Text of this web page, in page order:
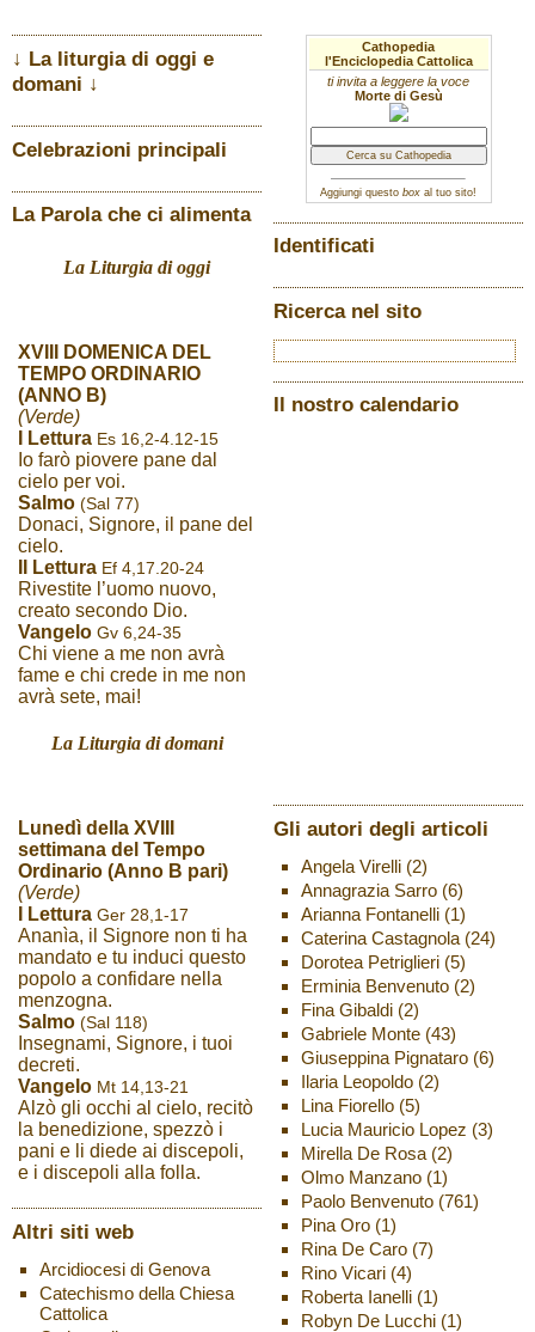
↓ La liturgia di oggi e
domani ↓
Celebrazioni principali
La Parola che ci alimenta
La Liturgia di oggi
XVIII DOMENICA DEL
TEMPO ORDINARIO
(ANNO B)
(Verde)
I Lettura Es 16,2-4.12-15
Io farò piovere pane dal
cielo per voi.
Salmo (Sal 77)
Donaci, Signore, il pane del
cielo.
II Lettura Ef 4,17.20-24
Rivestite l’uomo nuovo,
creato secondo Dio.
Vangelo Gv 6,24-35
Chi viene a me non avrà
fame e chi crede in me non
avrà sete, mai!
La Liturgia di domani
Lunedì della XVIII
settimana del Tempo
Ordinario (Anno B pari)
(Verde)
I Lettura Ger 28,1-17
Ananìa, il Signore non ti ha
mandato e tu induci questo
popolo a confidare nella
menzogna.
Salmo (Sal 118)
Insegnami, Signore, i tuoi
decreti.
Vangelo Mt 14,13-21
Alzò gli occhi al cielo, recitò
la benedizione, spezzò i
pani e li diede ai discepoli,
e i discepoli alla folla.
Altri siti web
Arcidiocesi di Genova
Catechismo della Chiesa
Cattolica
Cathopedia
l'Enciclopedia Cattolica
ti invita a leggere la voce
Morte di Gesù
Aggiungi questo box al tuo sito!
Identificati
Ricerca nel sito
Il nostro calendario
Gli autori degli articoli
Angela Virelli(2)
Annagrazia Sarro(6)
Arianna Fontanelli(1)
Caterina Castagnola(24)
Dorotea Petriglieri(5)
Erminia Benvenuto(2)
Fina Gibaldi(2)
Gabriele Monte(43)
Giuseppina Pignataro(6)
Ilaria Leopoldo(2)
Lina Fiorello(5)
Lucia Mauricio Lopez (3)
Mirella De Rosa(2)
Olmo Manzano(1)
Paolo Benvenuto(761)
Pina Oro(1)
Rina De Caro(7)
Rino Vicari(4)
Roberta Ianelli(1)
Robyn De Lucchi(1)